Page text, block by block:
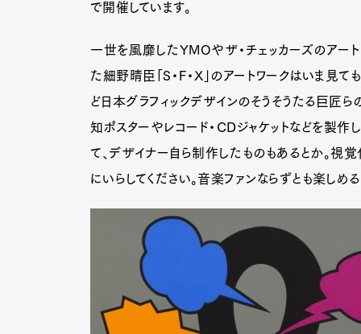
で開催しています。
一世を風靡したYMOやザ・チェッカーズのアー
た細野晴臣「S・F・X」のアートワークはいま見
ど日本グラフィックデザインのそうそうたる巨匠
知ポスターやレコード・CDジャケットなどを製作
て、デザイナー自ら制作したものもあるとか。視
にいらしてください。音楽ファンならずとも楽しめ